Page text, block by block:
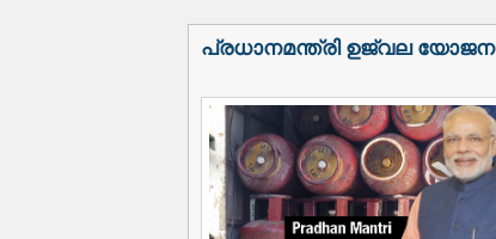
പ്രധാനമന്ത്രി ഉജ്വല യോജന